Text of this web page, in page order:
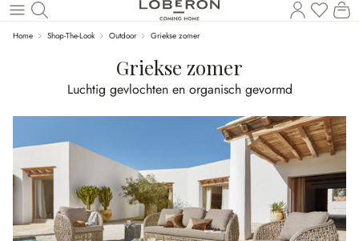
Naar de hoofdinhoud
U
Home Shop-The-Look Outdoor Griekse zomer
Griekse zomer
Luchtig gevlochten en organisch gevormd